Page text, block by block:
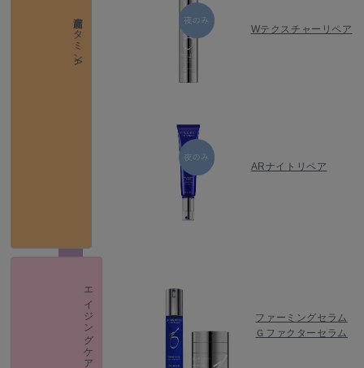
高濃度ビタミンA Wテクスチャーリペア
ARナイトリペア
エイジングケア
ファーミングセラム
Ｇファクターセラム